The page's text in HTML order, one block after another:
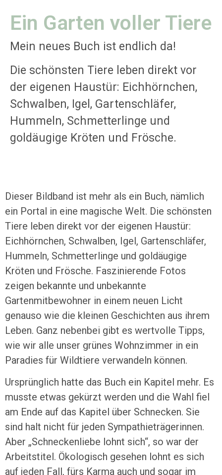
Ein Garten voller Tiere
Mein neues Buch ist endlich da!
Die schönsten Tiere leben direkt vor
der eigenen Haustür: Eichhörnchen,
Schwalben, Igel, Gartenschläfer,
Hummeln, Schmetterlinge und
goldäugige Kröten und Frösche.
Dieser Bildband ist mehr als ein Buch, nämlich
ein Portal in eine magische Welt. Die schönsten
Tiere leben direkt vor der eigenen Haustür:
Eichhörnchen, Schwalben, Igel, Gartenschläfer,
Hummeln, Schmetterlinge und goldäugige
Kröten und Frösche. Faszinierende Fotos
zeigen bekannte und unbekannte
Gartenmitbewohner in einem neuen Licht
genauso wie die kleinen Geschichten aus ihrem
Leben. Ganz nebenbei gibt es wertvolle Tipps,
wie wir alle unser grünes Wohnzimmer in ein
Paradies für Wildtiere verwandeln können.
Ursprünglich hatte das Buch ein Kapitel mehr. Es
musste etwas gekürzt werden und die Wahl fiel
am Ende auf das Kapitel über Schnecken. Sie
sind halt nicht für jeden Sympathieträgerinnen.
Aber „Schneckenliebe lohnt sich“, so war der
Arbeitstitel. Ökologisch gesehen lohnt es sich
auf jeden Fall, fürs Karma auch und sogar im